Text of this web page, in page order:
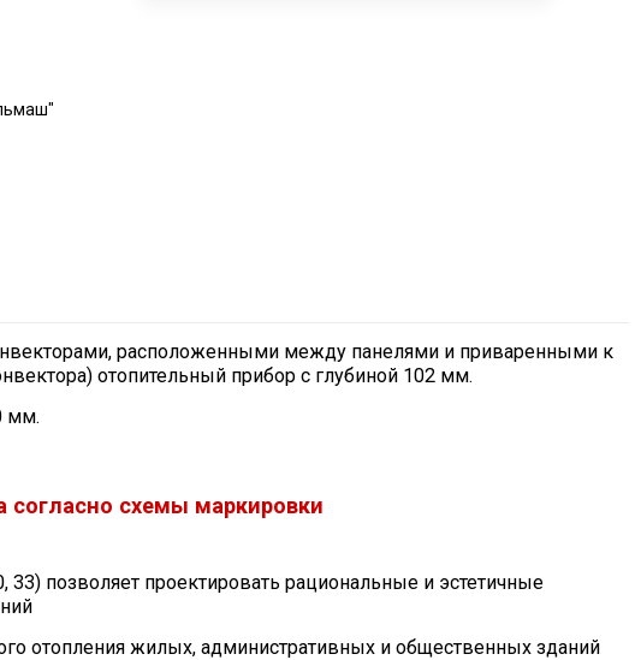
расположенными между панелями и приваренными к
отопительный прибор с глубиной 102 мм.
мм.
схемы маркировки
позволяет проектировать рациональные и эстетичные
отопления жилых, административных и общественных зданий